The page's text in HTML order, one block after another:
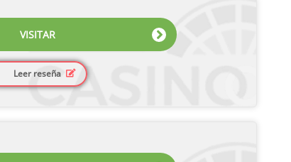
VISITAR
Leer reseña